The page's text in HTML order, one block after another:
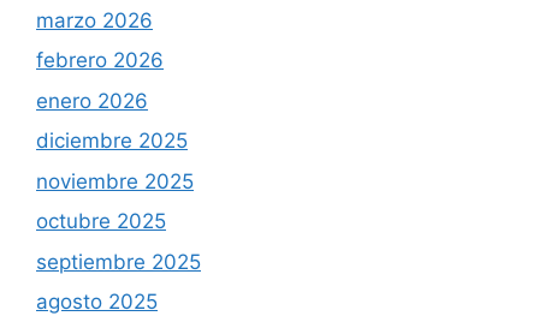
marzo 2026
febrero 2026
enero 2026
diciembre 2025
noviembre 2025
octubre 2025
septiembre 2025
agosto 2025